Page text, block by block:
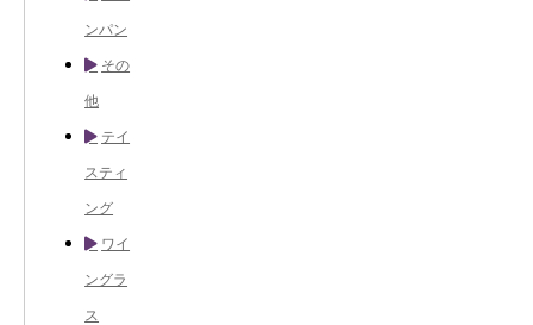
ンパン
その
他
テイ
スティ
ング
ワイ
ングラ
ス